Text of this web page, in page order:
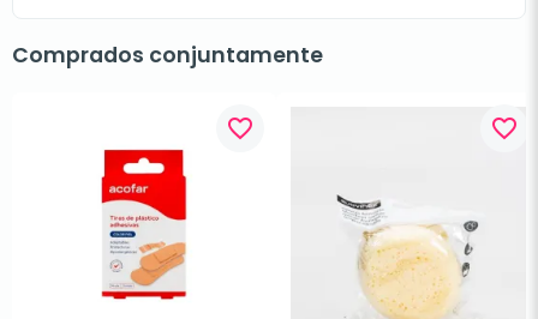
Comprados conjuntamente
favorite_border favorite_border